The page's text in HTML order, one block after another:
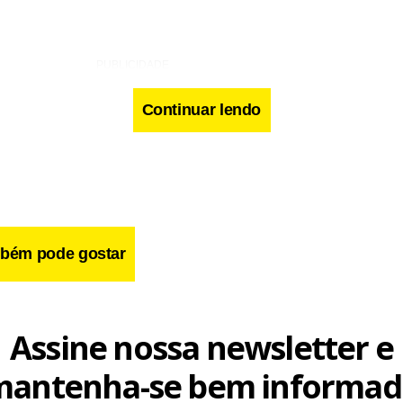
Continuar lendo
pode gostar
Assine nossa newsletter e
se bem